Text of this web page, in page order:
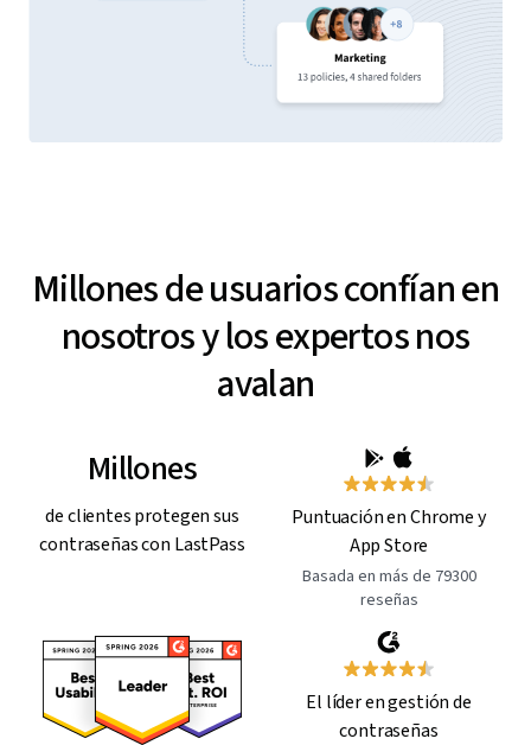
Millones de usuarios confían en
nosotros y los expertos nos
avalan
Millones
de clientes protegen sus
contraseñas con LastPass
Puntuación en Chrome y
App Store
Basada en más de 79300
reseñas
El líder en gestión de
contraseñas